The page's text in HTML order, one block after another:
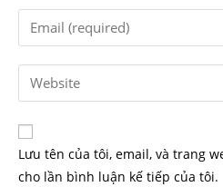
Lưu tên của tôi, email, và trang
cho lần bình luận kế tiếp của tôi.